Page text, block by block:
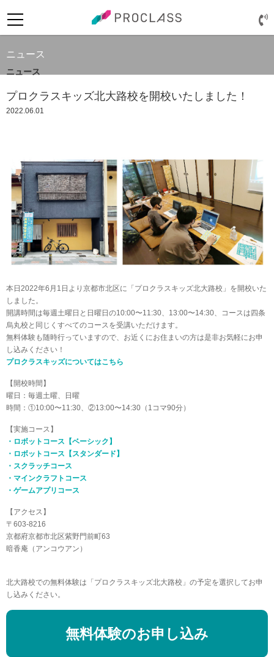
ログイン
ニュース
ニュース
プロクラスキッズ北大路校を開校いたしました！
2022.06.01
本日2022年6月1日より京都市北区に「プロクラスキッズ北大路校」を開校いた
しました。
開講時間は毎週土曜日と日曜日の10:00〜11:30、13:00〜14:30、コースは四条
烏丸校と同じくすべてのコースを受講いただけます。
無料体験も随時行っていますので、お近くにお住まいの方は是非お気軽にお申
し込みください！
プロクラスキッズについてはこちら
【開校時間】
曜日：毎週土曜、日曜
時間：①10:00〜11:30、②13:00〜14:30（1コマ90分）
【実施コース】
・ロボットコース【ベーシック】
・ロボットコース【スタンダード】
・スクラッチコース
・マインクラフトコース
・ゲームアプリコース
【アクセス】
〒603-8216
京都府京都市北区紫野門前町63
暗香庵（アンコウアン）
北大路校での無料体験は「プロクラスキッズ北大路校」の予定を選択してお申
し込みください。
無料体験のお申し込み